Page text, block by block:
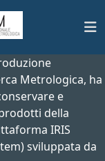
Metrologica, ha
e
della
IRIS
sviluppata da